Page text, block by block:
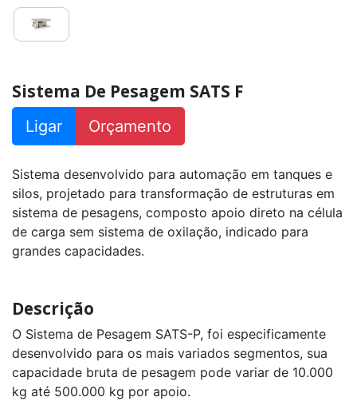
Sistema De Pesagem SATS F
Ligar Orçamento
Sistema desenvolvido para automação em tanques e
silos, projetado para transformação de estruturas em
sistema de pesagens, composto apoio direto na célula
de carga sem sistema de oxilação, indicado para
grandes capacidades.
Descrição
O Sistema de Pesagem SATS-P, foi especificamente
desenvolvido para os mais variados segmentos, sua
capacidade bruta de pesagem pode variar de 10.000
kg até 500.000 kg por apoio.
P
Sistema
H
Sistema
De
Pesagem
Sistema
De
Pesagem
SATS
G
Pesagem
SAT’S
B